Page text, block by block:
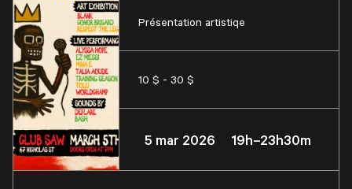
Présentation artistiqe
10 $ - 30 $
5 mar 2026 19h–23h30m